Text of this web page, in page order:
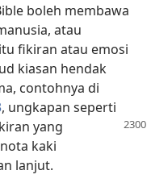
boleh membawa
atau
fikiran atau emosi
kiasan hendak
contohnya di
, ungkapan seperti
yang
kaki
lanjut.